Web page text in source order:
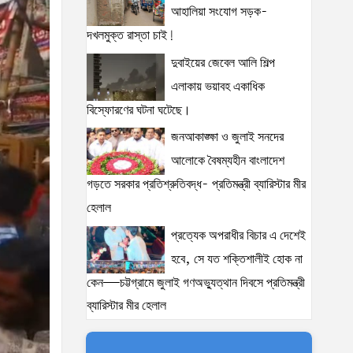
আহালিয়া সংযোগ সড়ক-
দখলমুক্ত রাস্তা চাই!
দুবাইয়ের জেবেল আলি শিল্প
এলাকায় ভয়াবহ একাধিক
বিস্ফোরণের ঘটনা ঘটেছে।
জনআকাঙ্ক্ষা ও জুলাই সনদের
আলোকে বৈষম্যহীন বাংলাদেশ
গড়তে সরকার প্রতিশ্রুতিবদ্ধ- প্রতিমন্ত্রী ব্যারিস্টার মীর
হেলাল
প্রত্যেক অপরাধীর বিচার এ দেশেই
হবে, সে যত শক্তিশালীই হোক না
কেন—চট্টগ্রামে জুলাই গণঅভ্যুত্থান দিবসে প্রতিমন্ত্রী
ব্যারিস্টার মীর হেলাল
ঢাকাকে পরিবেশবান্ধব ও বাসযোগ্য